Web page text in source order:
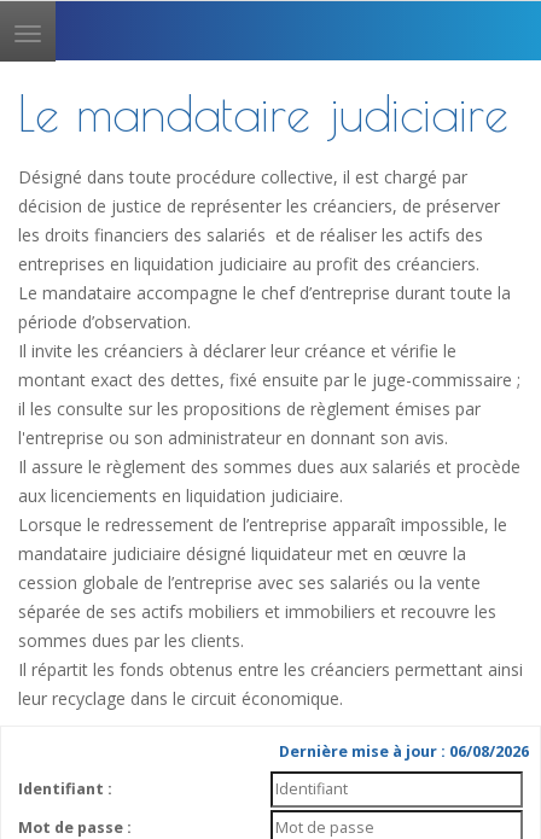
Toggle
navigation
Le mandataire judiciaire
Désigné dans toute procédure collective, il est chargé par
décision de justice de représenter les créanciers, de préserver
les droits financiers des salariés et de réaliser les actifs des
entreprises en liquidation judiciaire au profit des créanciers.
Le mandataire accompagne le chef d’entreprise durant toute la
période d’observation.
Il invite les créanciers à déclarer leur créance et vérifie le
montant exact des dettes, fixé ensuite par le juge-commissaire ;
il les consulte sur les propositions de règlement émises par
l'entreprise ou son administrateur en donnant son avis.
Il assure le règlement des sommes dues aux salariés et procède
aux licenciements en liquidation judiciaire.
Lorsque le redressement de l’entreprise apparaît impossible, le
mandataire judiciaire désigné liquidateur met en œuvre la
cession globale de l’entreprise avec ses salariés ou la vente
séparée de ses actifs mobiliers et immobiliers et recouvre les
sommes dues par les clients.
Il répartit les fonds obtenus entre les créanciers permettant ainsi
leur recyclage dans le circuit économique.
Dernière mise à jour : 06/08/2026
Identifiant :
Mot de passe :